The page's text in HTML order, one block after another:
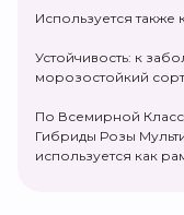
Используется
Устойчивость: к
морозостойкий
По Всемирной
Гибриды Розы
используется как